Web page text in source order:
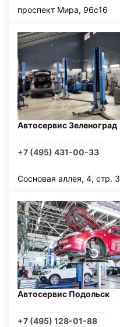
проспект Мира, 96с16
Автосервис Зеленоград
+7 (495) 431-00-33
Сосновая аллея, 4, стр. 3
Автосервис Подольск
+7 (495) 128-01-88